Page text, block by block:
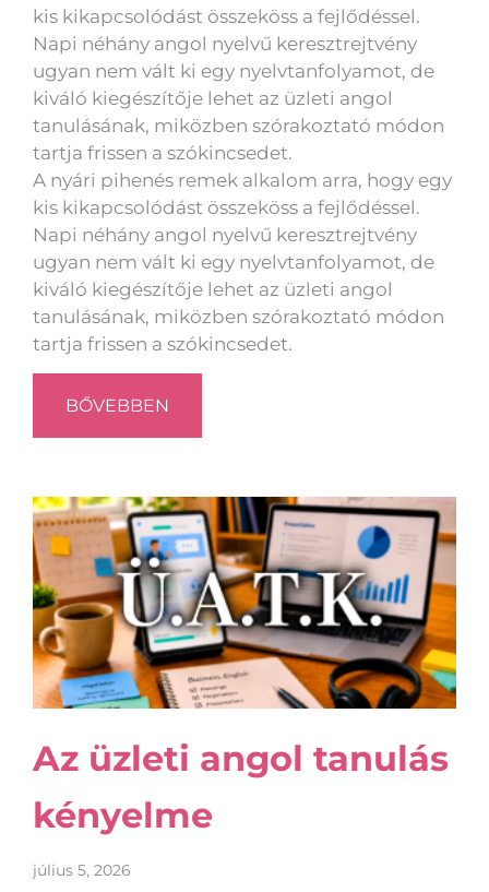
kis kikapcsolódást összeköss a fejlődéssel.
Napi néhány angol nyelvű keresztrejtvény
ugyan nem vált ki egy nyelvtanfolyamot, de
kiváló kiegészítője lehet az üzleti angol
tanulásának, miközben szórakoztató módon
tartja frissen a szókincsedet.
A nyári pihenés remek alkalom arra, hogy egy
kis kikapcsolódást összeköss a fejlődéssel.
Napi néhány angol nyelvű keresztrejtvény
ugyan nem vált ki egy nyelvtanfolyamot, de
kiváló kiegészítője lehet az üzleti angol
tanulásának, miközben szórakoztató módon
tartja frissen a szókincsedet.
BŐVEBBEN
Az üzleti angol tanulás
kényelme
július 5, 2026